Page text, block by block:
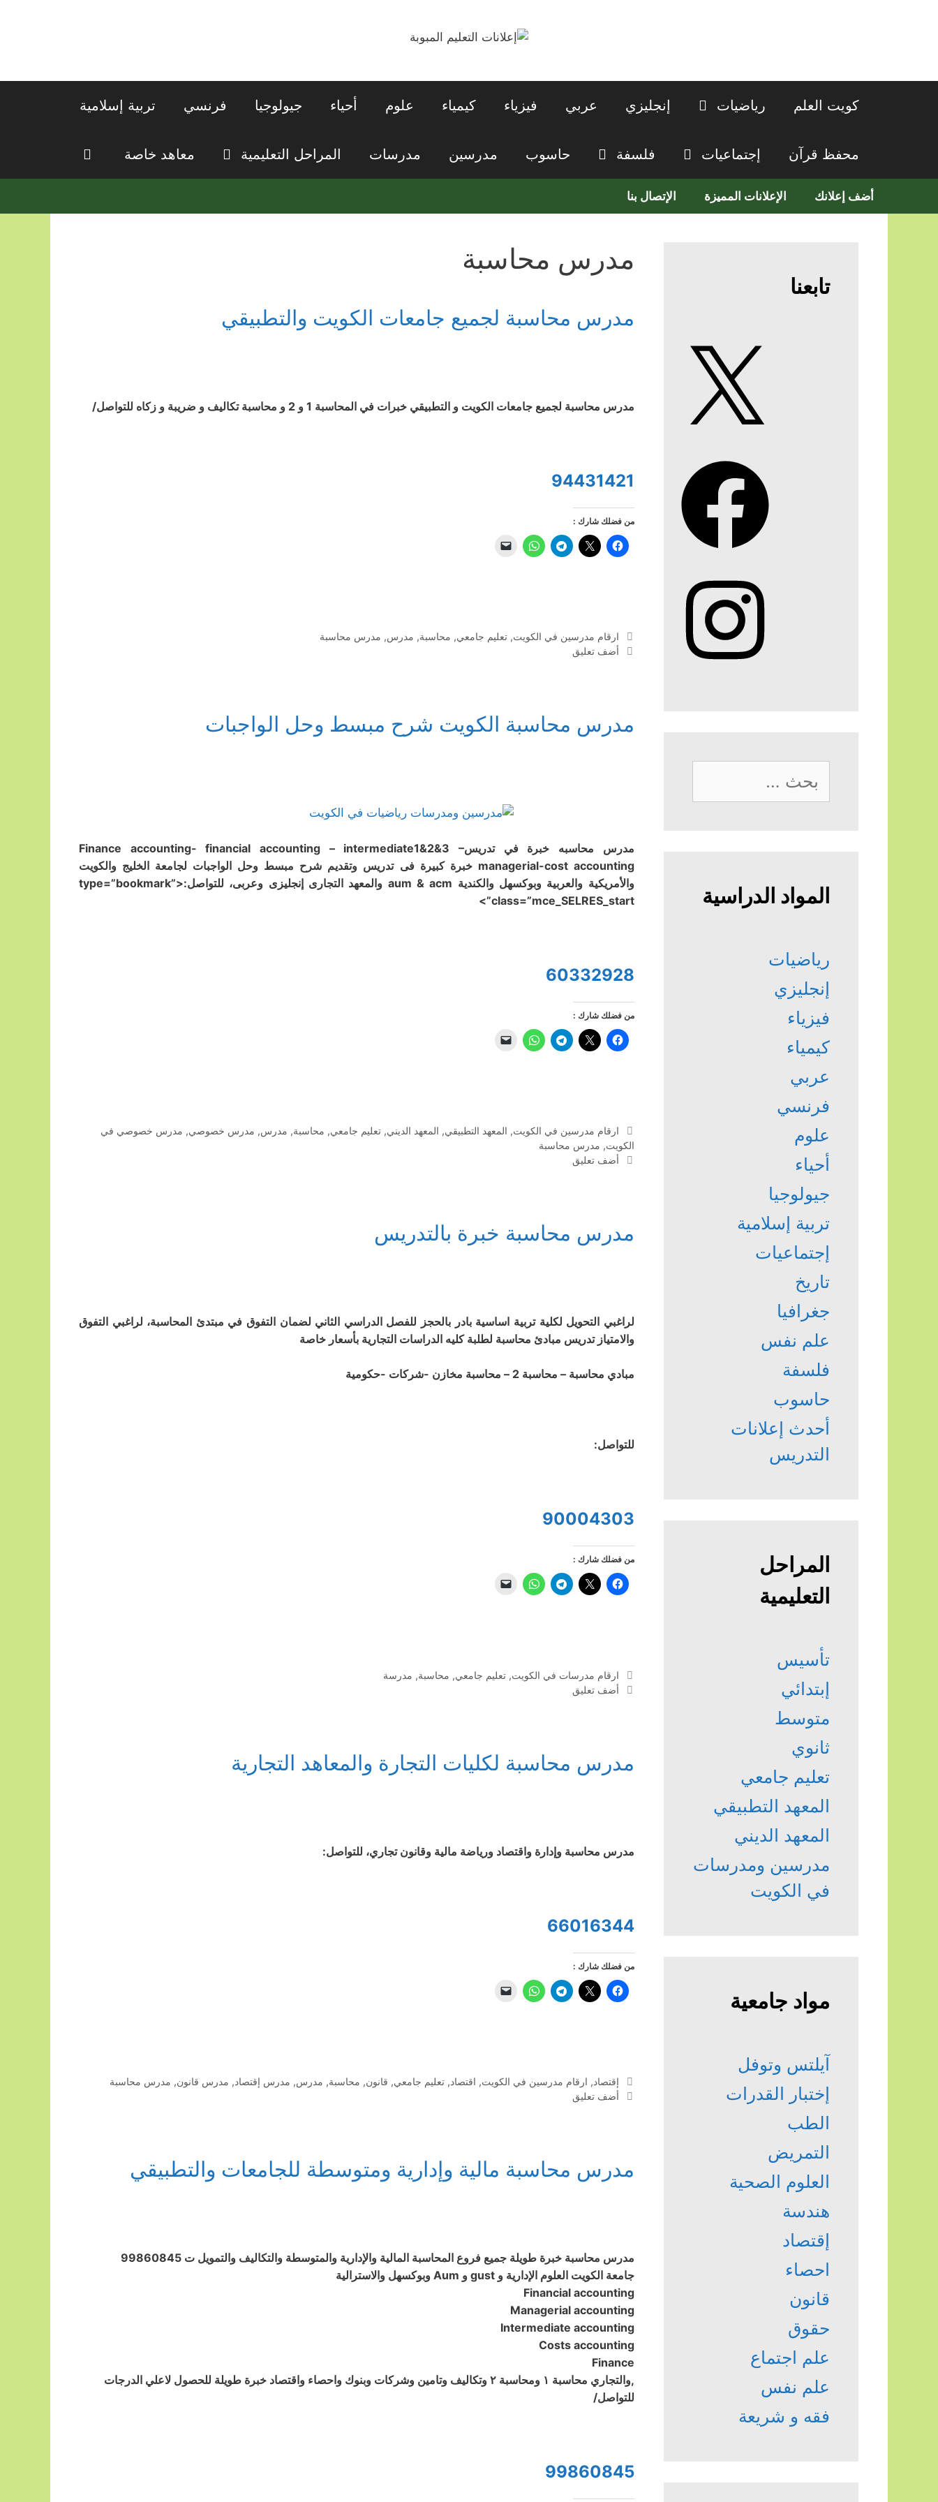
كويت العلم رياضيات إنجليزي عربي فيزياء كيمياء علوم أحياء جيولوجيا فرنسي تربية إسلامية
محفظ قرآن إجتماعيات فلسفة حاسوب مدرسين مدرسات المراحل التعليمية معاهد خاصة
أضف إعلانك الإعلانات المميزة الإتصال بنا
مدرس محاسبة
مدرس محاسبة لجميع جامعات الكويت والتطبيقي
مدرس محاسبة لجميع جامعات الكويت و التطبيقي خبرات في المحاسبة 1 و 2 و محاسبة تكاليف و ضريبة و زكاه للتواصل/
94431421
من فضلك شارك :
التصنيفات
ارقام مدرسين في الكويت, تعليم جامعي, محاسبة, مدرس, مدرس محاسبة
أضف تعليق
مدرس محاسبة الكويت شرح مبسط وحل الواجبات
مدرس محاسبه خبرة في تدريسFinance accounting- financial accounting – intermediate1&2&3 –
managerial-cost accounting خبرة كبيرة فى تدريس وتقديم شرح مبسط وحل الواجبات لجامعة الخليج والكويت
والأمريكية والعربية وبوكسهل والكندية aum & acm والمعهد التجارى إنجليزى وعربى، للتواصل:<type=”bookmark”
class=”mce_SELRES_start”>
60332928
من فضلك شارك :
التصنيفات
ارقام مدرسين في الكويت, المعهد التطبيقي, المعهد الديني, تعليم جامعي, محاسبة, مدرس, مدرس خصوصي, مدرس خصوصي في
الكويت, مدرس محاسبة
أضف تعليق
مدرس محاسبة خبرة بالتدريس
لراغبي التحويل لكلية تربية اساسية بادر بالحجز للفصل الدراسي الثاني لضمان التفوق في مبتدئ المحاسبة، لراغبي التفوق
والامتياز تدريس مبادئ محاسبة لطلبة كليه الدراسات التجارية بأسعار خاصة
مبادي محاسبة – محاسبة 2 – محاسبة مخازن -شركات -حكومية
للتواصل:
90004303
من فضلك شارك :
التصنيفات
ارقام مدرسات في الكويت, تعليم جامعي, محاسبة, مدرسة
أضف تعليق
مدرس محاسبة لكليات التجارة والمعاهد التجارية
مدرس محاسبة وإدارة واقتصاد ورياضة مالية وقانون تجاري، للتواصل:
66016344
من فضلك شارك :
التصنيفات
إقتصاد, ارقام مدرسين في الكويت, اقتصاد, تعليم جامعي, قانون, محاسبة, مدرس, مدرس إقتصاد, مدرس قانون, مدرس محاسبة
أضف تعليق
مدرس محاسبة مالية وإدارية ومتوسطة للجامعات والتطبيقي
مدرس محاسبة خبرة طويلة جميع فروع المحاسبة المالية والإدارية والمتوسطة والتكاليف والتمويل ت 99860845
جامعة الكويت العلوم الإدارية و gust و Aum وبوكسهل والاسترالية
Financial accounting
Managerial accounting
Intermediate accounting
Costs accounting
Finance
,والتجاري محاسبة ١ ومحاسبة ٢ وتكاليف وتامين وشركات وبنوك واحصاء واقتصاد خبرة طويلة للحصول لاعلي الدرجات
للتواصل/
99860845
تابعنا
Facebook
Instagram
عن:
المواد الدراسية
رياضيات
إنجليزي
فيزياء
كيمياء
عربي
فرنسي
علوم
أحياء
جيولوجيا
تربية إسلامية
إجتماعيات
تاريخ
جغرافيا
علم نفس
فلسفة
حاسوب
أحدث إعلانات
التدريس
المراحل
التعليمية
تأسيس
إبتدائي
متوسط
ثانوي
تعليم جامعي
المعهد التطبيقي
المعهد الديني
مدرسين ومدرسات
في الكويت
مواد جامعية
آيلتس وتوفل
إختبار القدرات
الطب
التمريض
العلوم الصحية
هندسة
إقتصاد
احصاء
قانون
حقوق
علم اجتماع
علم نفس
فقه و شريعة